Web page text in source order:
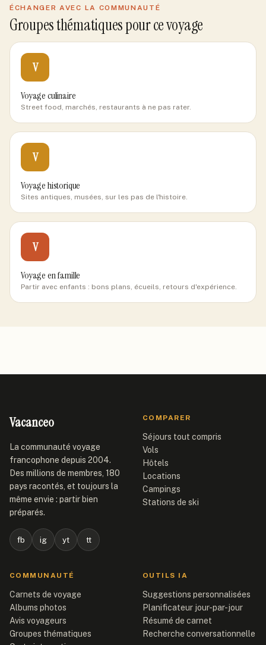
ÉCHANGER AVEC LA COMMUNAUTÉ
Groupes thématiques pour ce voyage
V
Voyage culinaire
Street food, marchés, restaurants à ne pas rater.
V
Voyage historique
Sites antiques, musées, sur les pas de l'histoire.
V
Voyage en famille
Partir avec enfants : bons plans, écueils, retours d'expérience.
Vacanceo
La communauté voyage
francophone depuis 2004.
Des millions de membres, 180
pays racontés, et toujours la
même envie : partir bien
préparés.
fb ig yt tt
COMPARER
Séjours tout compris
Vols
Hôtels
Locations
Campings
Stations de ski
COMMUNAUTÉ
Carnets de voyage
Albums photos
Avis voyageurs
Groupes thématiques
OUTILS IA
Suggestions personnalisées
Planificateur jour-par-jour
Résumé de carnet
Recherche conversationnelle